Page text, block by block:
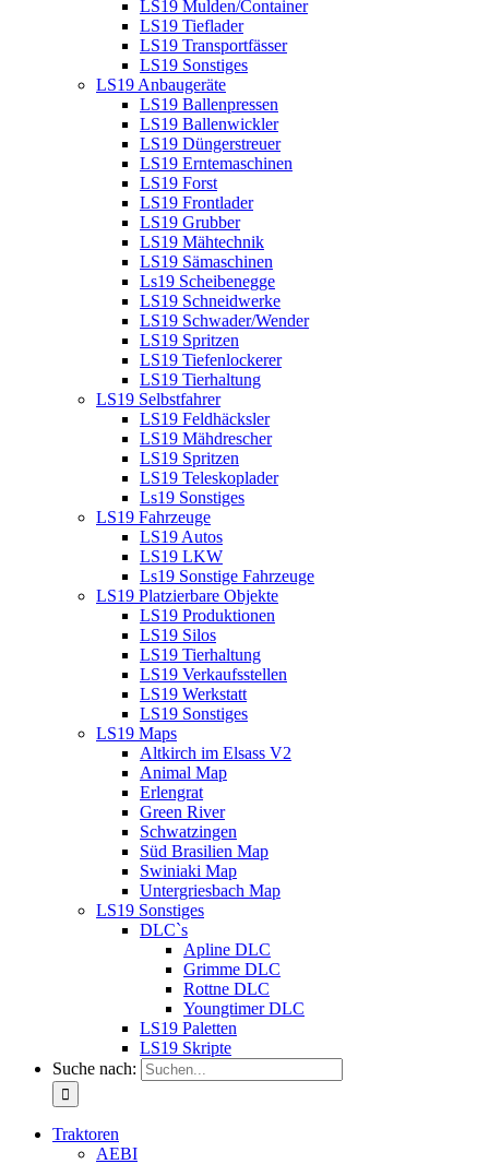
LS19 Mulden/Container
LS19 Tieflader
LS19 Transportfässer
LS19 Sonstiges
LS19 Anbaugeräte
LS19 Ballenpressen
LS19 Ballenwickler
LS19 Düngerstreuer
LS19 Erntemaschinen
LS19 Forst
LS19 Frontlader
LS19 Grubber
LS19 Mähtechnik
LS19 Sämaschinen
Ls19 Scheibenegge
LS19 Schneidwerke
LS19 Schwader/Wender
LS19 Spritzen
LS19 Tiefenlockerer
LS19 Tierhaltung
LS19 Selbstfahrer
LS19 Feldhäcksler
LS19 Mähdrescher
LS19 Spritzen
LS19 Teleskoplader
Ls19 Sonstiges
LS19 Fahrzeuge
LS19 Autos
LS19 LKW
Ls19 Sonstige Fahrzeuge
LS19 Platzierbare Objekte
LS19 Produktionen
LS19 Silos
LS19 Tierhaltung
LS19 Verkaufsstellen
LS19 Werkstatt
LS19 Sonstiges
LS19 Maps
Altkirch im Elsass V2
Animal Map
Erlengrat
Green River
Schwatzingen
Süd Brasilien Map
Swiniaki Map
Untergriesbach Map
LS19 Sonstiges
DLC`s
Apline DLC
Grimme DLC
Rottne DLC
Youngtimer DLC
LS19 Paletten
LS19 Skripte
Suche nach:
Traktoren
AEBI